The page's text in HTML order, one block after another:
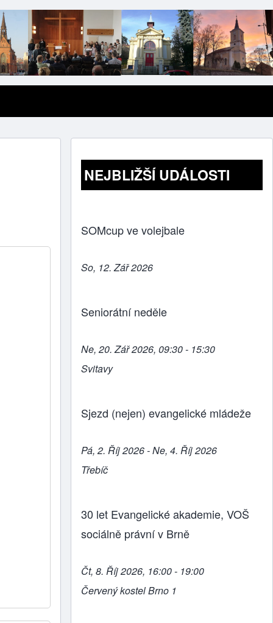
NEJBLIŽŠÍ UDÁLOSTI
SOMcup ve volejbale
So, 12. Zář 2026
Seniorátní neděle
Ne, 20. Zář 2026, 09:30 - 15:30
Svitavy
Sjezd (nejen) evangelické mládeže
Pá, 2. Říj 2026 - Ne, 4. Říj 2026
Třebíč
30 let Evangelické akademie, VOŠ
sociálně právní v Brně
Čt, 8. Říj 2026, 16:00 - 19:00
Červený kostel Brno 1